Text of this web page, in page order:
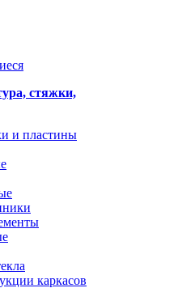
стяжки,
и пластины
каркасов